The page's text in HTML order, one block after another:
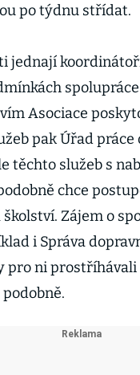
po týdnu střídat.
jednají
spolupráce
Asociace
pak Úřad práce
těchto služeb s
chce
Zájem o
i Správa
pro ni